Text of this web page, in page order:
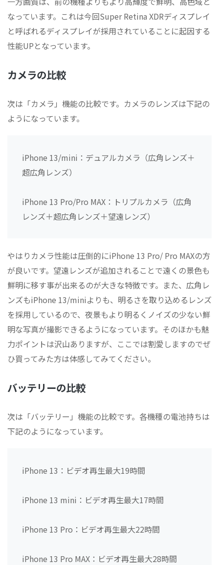
なっています。これは今回Super Retina XDRディスプレイ
と呼ばれるディスプレイが採用されていることに起因する
性能UPとなっています。
カメラの比較
次は「カメラ」機能の比較です。カメラのレンズは下記の
ようになっています。
iPhone 13/mini：デュアルカメラ（広角レンズ＋
超広角レンズ）
iPhone 13 Pro/Pro MAX：トリプルカメラ（広角
レンズ＋超広角レンズ＋望遠レンズ）
やはりカメラ性能は圧倒的にiPhone 13 Pro/ Pro MAXの方
が良いです。望遠レンズが追加されることで遠くの景色も
鮮明に移す事が出来るのが大きな特徴です。また、広角レ
ンズもiPhone 13/miniよりも、明るさを取り込めるレンズ
を採用しているので、夜景もより明るくノイズの少ない鮮
明な写真が撮影できるようになっています。そのほかも魅
力ポイントは沢山ありますが、ここでは割愛しますのでぜ
ひ買ってみた方は体感してみてください。
バッテリーの比較
次は「バッテリー」機能の比較です。各機種の電池持ちは
下記のようになっています。
iPhone 13：ビデオ再生最大19時間
iPhone 13 mini：ビデオ再生最大17時間
iPhone 13 Pro：ビデオ再生最大22時間
iPhone 13 Pro MAX：ビデオ再生最大28時間